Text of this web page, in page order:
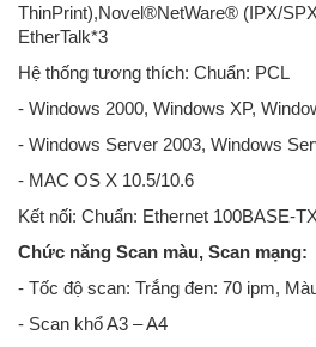
ThinPrint),Novel®NetWare® (IPX/
EtherTalk*3
Hệ thống tương thích: Chuẩn: PCL
- Windows 2000, Windows XP,
- Windows Server 2003, Windows
- MAC OS X 10.5/10.6
Kết nối: Chuẩn: Ethernet 100BASE-
Chức năng Scan màu, Scan mạng:
- Tốc độ scan: Trắng đen: 70 ipm,
- Scan khổ A3 – A4